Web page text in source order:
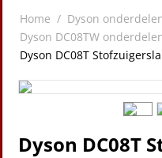
Home / Dyson
Dyson DC08TW
Dyson DC08T
Dyson DC08T